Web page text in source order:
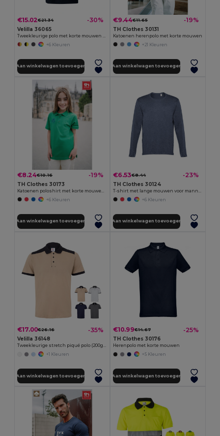
€15.02€21.34 -30%
Velilla 36065
+6 Kleuren
Aan winkelwagen toevoegen
€9.44€11.65 -19%
TH Clothes 30131
Katoenen herenpolo met korte mouwen
+21 Kleuren
Aan winkelwagen toevoegen
€8.24€10.16 -19%
TH Clothes 30173
+6 Kleuren
Aan winkelwagen toevoegen
€6.53€8.44 -23%
TH Clothes 30124
+6 Kleuren
Aan winkelwagen toevoegen
€17.00€26.16 -35%
Velilla 36148
Tweekleurige stretch piqué polo (200g/m²) met korte mouwen, van polyester (96%) en elastaan (4%)
+1 Kleuren
Aan winkelwagen toevoegen
€10.99€14.67 -25%
TH Clothes 30176
Herenpolo met korte mouwen
+5 Kleuren
Aan winkelwagen toevoegen